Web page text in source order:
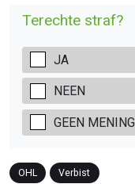
Terechte straf?
JA
NEEN
GEEN MENING
OHL Verbist